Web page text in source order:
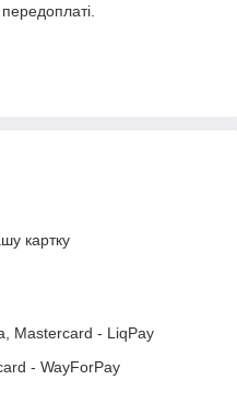
картку
Mastercard - LiqPay
- WayForPay